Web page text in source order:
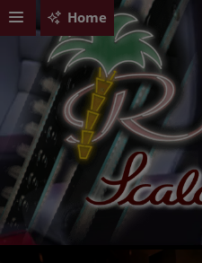
Home